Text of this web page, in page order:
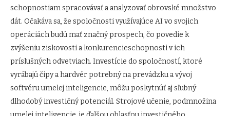
schopnostiam spracovávať a analyzovať obrovské množstvo
dát. Očakáva sa, že spoločnosti využívajúce AI vo svojich
operáciách budú mať značný prospech, čo povedie k
zvýšeniu ziskovosti a konkurencieschopnosti v ich
príslušných odvetviach. Investície do spoločností, ktoré
vyrábajú čipy a hardvér potrebný na prevádzku a vývoj
softvéru umelej inteligencie, môžu poskytnúť aj sľubný
dlhodobý investičný potenciál. Strojové učenie, podmnožina